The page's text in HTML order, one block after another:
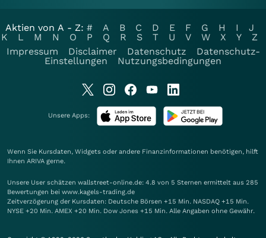
Aktien von A - Z: # A B C D E F G H I
J
K
L M N O P Q R S T U V W X Y
Z
Impressum
Disclaimer Datenschutz
Datenschutz-
Einstellungen
Nutzungsbedingungen
Unsere Apps:
Wenn Sie Kursdaten, Widgets oder andere Finanzinformationen benötigen, hilft
Ihnen ARIVA gerne.
Unsere User schätzen wallstreet-online.de: 4.8 von 5 Sternen ermittelt aus 285
Bewertungen bei www.kagels-trading.de
Zeitverzögerung der Kursdaten: Deutsche Börsen +15 Min. NASDAQ +15 Min.
NYSE +20 Min. AMEX +20 Min. Dow Jones +15 Min. Alle Angaben ohne Gewähr.